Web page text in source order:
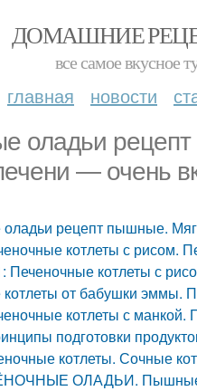
ДОМАШНИЕ
все самое вкусное
главная новости
оладьи
— очень
рецепт пышные.
котлеты с рисом.
Печеночные котлеты с
от бабушки эммы.
котлеты с манкой.
подготовки
котлеты. Сочные
ОЛАДЬИ. Пышные